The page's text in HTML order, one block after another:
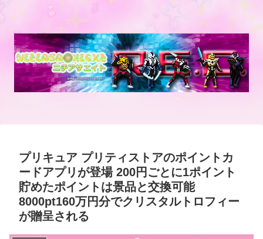
プリキュア プリティストアのポイントカ
ードアプリが登場 200円ごとに1ポイント
貯めたポイントは景品と交換可能
8000pt160万円分でクリスタルトロフィー
が贈呈される